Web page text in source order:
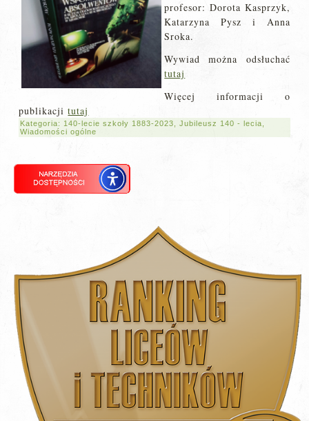
profesor: Dorota Kasprzyk,
Katarzyna Pysz i Anna
Sroka.
Wywiad można odsłuchać
tutaj
Więcej informacji o
publikacjitutaj
Kategoria: 140-lecie szkoły 1883-2023 ,Jubileusz 140 - lecia
Wiadomości ogólne